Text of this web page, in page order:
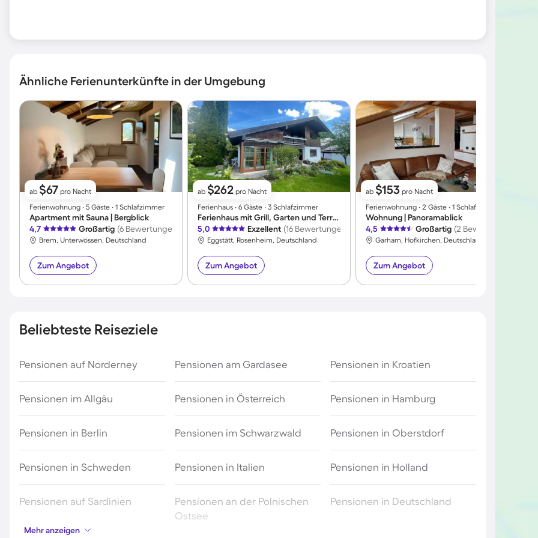
Ähnliche Ferienunterkünfte in der Umgebung
ab $67 pro Nacht
Ferienwohnung ∙ 5 Gäste ∙ 1 Schlafzimmer
Apartment mit Sauna | Bergblick
4,7
Großartig (6 Bewertungen)
Brem, Unterwössen, Deutschland
Zum Angebot
ab $262 pro Nacht
Ferienhaus ∙ 6 Gäste ∙ 3 Schlafzimmer
Ferienhaus mit Grill, Garten und Terrasse | Bergblick
5,0
Exzellent (16 Bewertungen)
Eggstätt, Rosenheim, Deutschland
Zum Angebot
ab $153 pro Nacht
Ferienwohnung ∙ 2 Gäste ∙ 1 Schlafzimmer
Wohnung | Panoramablick
4,5
Großartig (2 Bewertungen)
Garham, Hofkirchen, Deutschland
Zum Angebot
Beliebteste Reiseziele
Pensionen auf Norderney Pensionen am Gardasee Pensionen in Kroatien
Pensionen im Allgäu Pensionen in Österreich Pensionen in Hamburg
Pensionen in Berlin Pensionen im Schwarzwald Pensionen in Oberstdorf
Pensionen in Schweden Pensionen in Italien Pensionen in Holland
Pensionen auf Sardinien
Pensionen an der Polnischen
Ostsee
Pensionen in Deutschland
Mehr anzeigen